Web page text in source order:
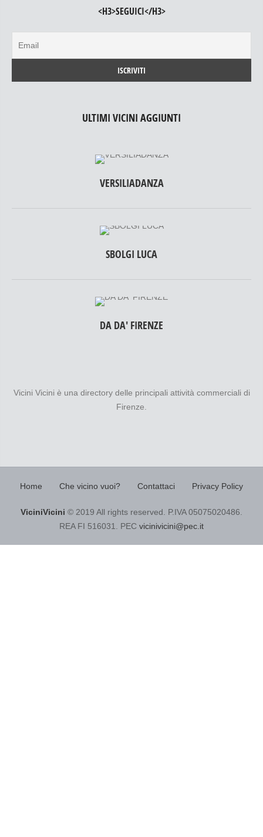
<H3>SEGUICI</H3>
ULTIMI VICINI AGGIUNTI
VERSILIADANZA
SBOLGI LUCA
DA DA' FIRENZE
Vicini Vicini è una directory delle principali attività commerciali di
Firenze.
Home Che vicino vuoi? Contattaci Privacy Policy
ViciniVicini © 2019 All rights reserved. P.IVA 05075020486.
REA FI 516031. PEC vicinivicini@pec.it